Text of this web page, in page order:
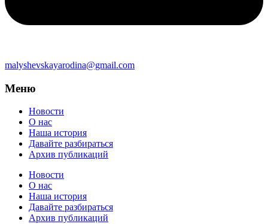
malyshevskayarodina@gmail.com
Меню
Новости
О нас
Наша история
Давайте разбираться
Архив публикаций
Новости
О нас
Наша история
Давайте разбираться
Архив публикаций